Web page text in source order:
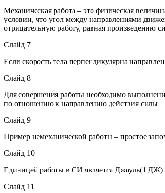
Механическая работа – это физическая
условии, что угол между направлениями
отрицательную работу, равная произведению
Слайд 7
Если скорость тела перпендикулярна
Слайд 8
Для совершения работы необходимо
по отношению к направлению действия силы
Слайд 9
Пример немеханической работы – простое
Слайд 10
Единицей работы в СИ является Джоуль(1 ДЖ)
Слайд 11